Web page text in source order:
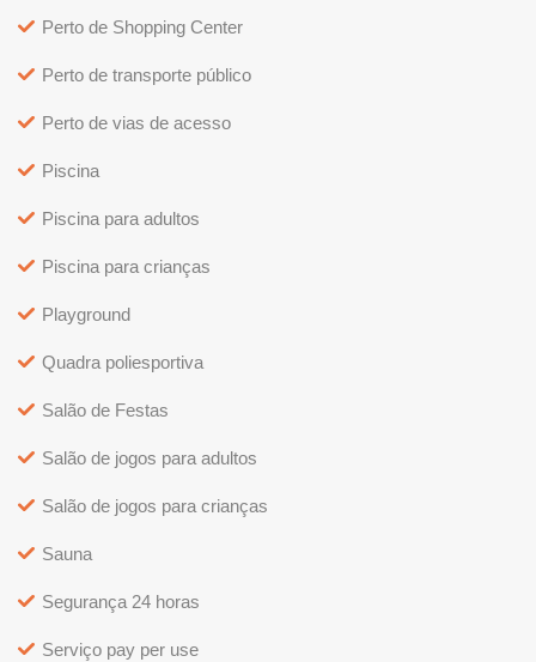
Perto de Shopping Center
Perto de transporte público
Perto de vias de acesso
Piscina
Piscina para adultos
Piscina para crianças
Playground
Quadra poliesportiva
Salão de Festas
Salão de jogos para adultos
Salão de jogos para crianças
Sauna
Segurança 24 horas
Serviço pay per use